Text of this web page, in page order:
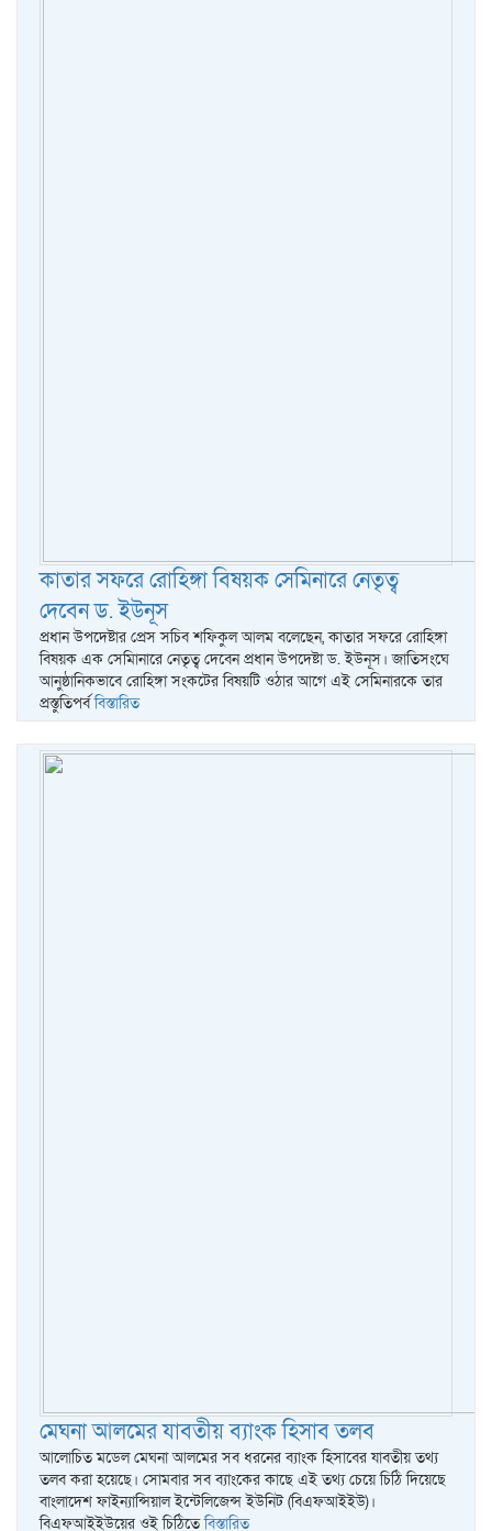
কাতার সফরে রোহিঙ্গা বিষয়ক সেমিনারে নেতৃত্ব
দেবেন ড. ইউনূস
প্রধান উপদেষ্টার প্রেস সচিব শফিকুল আলম বলেছেন, কাতার সফরে রোহিঙ্গা
বিষয়ক এক সেমিানারে নেতৃত্ব দেবেন প্রধান উপদেষ্টা ড. ইউনূস। জাতিসংঘে
আনুষ্ঠানিকভাবে রোহিঙ্গা সংকটের বিষয়টি ওঠার আগে এই সেমিনারকে তার
প্রস্তুতিপর্ববিস্তারিত
মেঘনা আলমের যাবতীয় ব্যাংক হিসাব তলব
আলোচিত মডেল মেঘনা আলমের সব ধরনের ব্যাংক হিসাবের যাবতীয় তথ্য
তলব করা হয়েছে। সোমবার সব ব্যাংকের কাছে এই তথ্য চেয়ে চিঠি দিয়েছে
বাংলাদেশ ফাইন্যান্সিয়াল ইন্টেলিজেন্স ইউনিট (বিএফআইইউ)।
বিএফআইইউয়ের ওই চিঠিতেবিস্তারিত